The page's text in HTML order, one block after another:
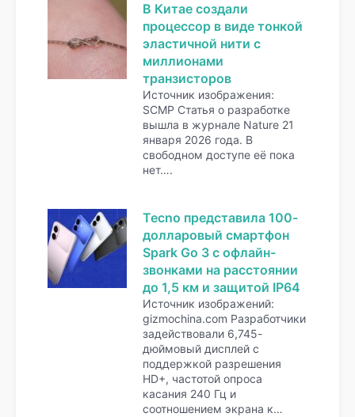
В Китае создали
процессор в виде тонкой
эластичной нити с
миллионами
транзисторов
Источник изображения:
SCMP Статья о разработке
вышла в журнале Nature 21
января 2026 года. В
свободном доступе её пока
нет….
Tecno представила 100-
долларовый смартфон
Spark Go 3 с офлайн-
звонками на расстоянии
до 1,5 км и защитой IP64
Источник изображений:
gizmochina.com Разработчики
задействовали 6,745-
дюймовый дисплей с
поддержкой разрешения
HD+, частотой опроса
касания 240 Гц и
соотношением экрана к…